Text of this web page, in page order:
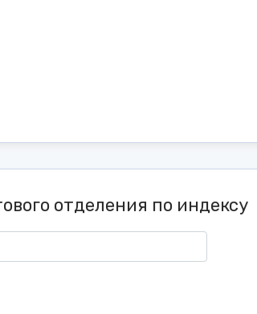
отделения по индексу